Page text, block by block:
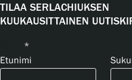
TILAA SERLACHIUKSEN
KUUKAUSITTAINEN
*
Etunimi